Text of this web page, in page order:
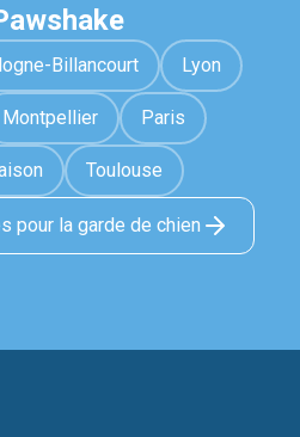
Billancourt Lyon
Montpellier Paris
Toulouse
pour la garde de chien